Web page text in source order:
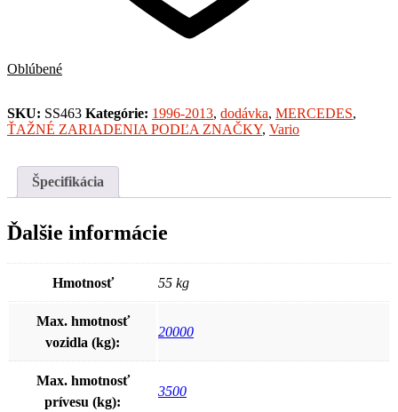
Oblúbené
SKU: SS463 Kategórie: 1996-2013, dodávka, MERCEDES,
ŤAŽNÉ ZARIADENIA PODĽA ZNAČKY, Vario
Špecifikácia
Ďalšie informácie
Hmotnosť 55 kg
Max. hmotnosť
vozidla (kg):
20000
Max. hmotnosť
prívesu (kg):
3500